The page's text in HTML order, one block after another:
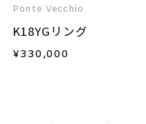
Ponte Vecchio
K18YGリング
¥330,000